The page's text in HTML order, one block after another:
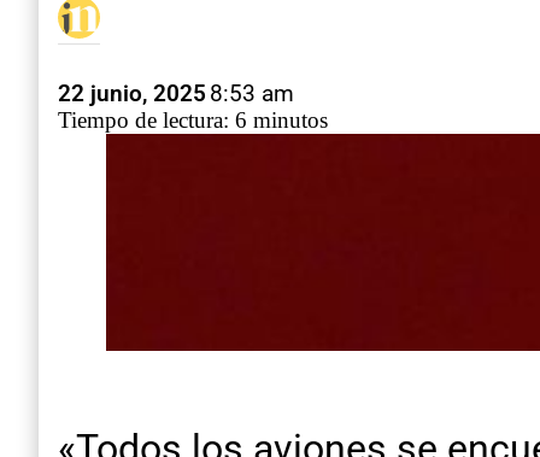
22 junio, 2025 8:53 am
Tiempo de lectura: 6 minutos